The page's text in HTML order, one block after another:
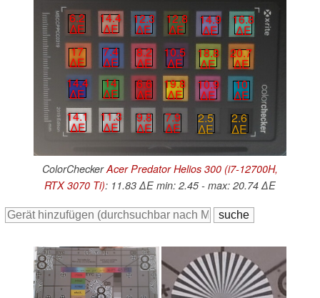
6.2
∆E
14.4
∆E
12.3
∆E
12.8
∆E
14.9
∆E
16.8
∆E
17
∆E
7.4
∆E
8.2
∆E
10.5
∆E
18.8
∆E
20.7
∆E
14.4
∆E
14
∆E
6.6
∆E
19.8
∆E
10.9
∆E
10
∆E
14.1
∆E
11.3
∆E
9.8
∆E
7.9
∆E
2.5
∆E
2.6
∆E
ColorCheckerAcer Predator Helios 300 (i7-12700H,
RTX 3070 Ti): 11.83 ∆E min: 2.45 - max: 20.74 ∆E